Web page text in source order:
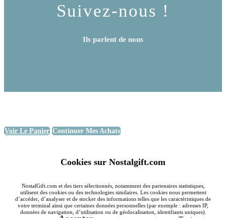
Suivez-nous !
Ils parlent de nous
Voir Le Panier Continuer Mes Achats
Cookies sur Nostalgift.com
NostalGift.com et des tiers sélectionnés, notamment des partenaires statistiques,
utilisent des cookies ou des technologies similaires. Les cookies nous permettent
d’accéder, d’analyser et de stocker des informations telles que les caractéristiques de
votre terminal ainsi que certaines données personnelles (par exemple : adresses IP,
données de navigation, d’utilisation ou de géolocalisation, identifiants uniques).